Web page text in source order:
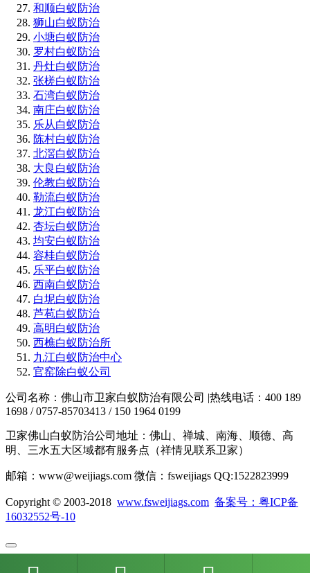
和顺白蚁防治
狮山白蚁防治
小塘白蚁防治
罗村白蚁防治
丹灶白蚁防治
张槎白蚁防治
石湾白蚁防治
南庄白蚁防治
乐从白蚁防治
陈村白蚁防治
北滘白蚁防治
大良白蚁防治
伦教白蚁防治
勒流白蚁防治
龙江白蚁防治
杏坛白蚁防治
均安白蚁防治
容桂白蚁防治
乐平白蚁防治
西南白蚁防治
白坭白蚁防治
芦苞白蚁防治
高明白蚁防治
西樵白蚁防治所
九江白蚁防治中心
官窑除白蚁公司
公司名称：佛山市卫家白蚁防治有限公司 |热线电话：400 189
1698 / 0757-85703413 / 150 1964 0199
卫家佛山白蚁防治公司地址：佛山、禅城、南海、顺德、高
明、三水五大区域都有服务点（祥情见联系卫家）
邮箱：www@weijiags.com 微信：fsweijiags QQ:1522823999
Copyright © 2003-2018 www.fsweijiags.com 备案号：粤ICP备
16032552号-10